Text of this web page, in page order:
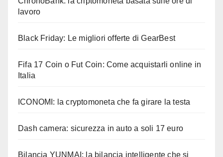
lavoro
Black Friday: Le migliori offerte di GearBest
Fifa 17 Coin o Fut Coin: Come acquistarli online in
Italia
ICONOMI: la cryptomoneta che fa girare la testa
Dash camera: sicurezza in auto a soli 17 euro
Bilancia YUNMAI: la bilancia intelligente che si